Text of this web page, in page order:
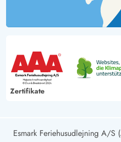
Zertifikate
Esmark Feriehusudlejning A/S